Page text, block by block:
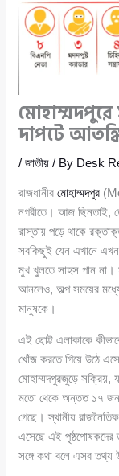
মোহাম্মদপুরে
দাপটে
/জাতীয় / By Desk
রাজধানীরমোহাম্মদপুর
নগরীতে। আজ ছিনতাই,
রাস্তায় পড়ে থাকে
সবকিছুই যেন এখানে এখন
মুখ খুলতে সাহস পান না।
আনলেও, অল্প সময়ের
মানুষকে।
এই ছোট্ট এলাকাকে
খোঁজ করতে গিয়ে উঠে
মোহাম্মদপুরজুড়ে সক্রিয়,
মতো থেকে অন্তত ১৭ জন
গেছে। স্থানীয়
এসেছে এই পৃষ্ঠপোষকদের
সঙ্গে কথা বলে এসব তথ্য